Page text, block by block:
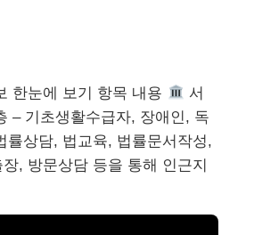
한눈에 보기 항목 내용
서
– 기초생활수급자, 장애인, 독
률상담, 법교육, 법률문서작성,
, 방문상담 등을 통해 인근지